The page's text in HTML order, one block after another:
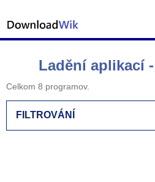
Ladění aplikací
Celkom 8 programov.
FILTROVÁNÍ